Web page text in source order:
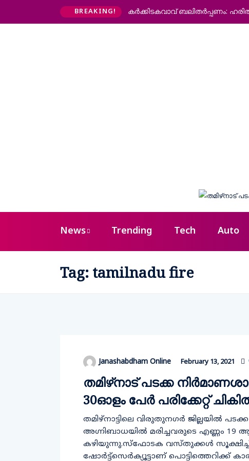
BREAKING! കര്‍ക്കിടകവാവ് ബലിതര്‍പ്പണം:
News Trending Tech Auto
Tag: tamilnadu fire
Janashabdham Online February 13, 2021
തമിഴ്‌നാട് പടക്ക
30ഓളം പേർ പരിക്കേറ്റ്​
ത​മി​ഴ്​​നാ​ട്ടി​ലെ വി​രു​തു​ന​ഗ​ർ ജി​ല്ല​യി​ൽ
അഗ്നിബാധയിൽ മരിച്ചവരുടെ എണ്ണം 19
കഴിയുന്നു​.സ്ഫോടക വസ്തുക്കള്‍
ഷോര്‍ട്ട്സെര്‍ക്യൂട്ടാണ് പൊട്ടിത്തെറിക്ക്